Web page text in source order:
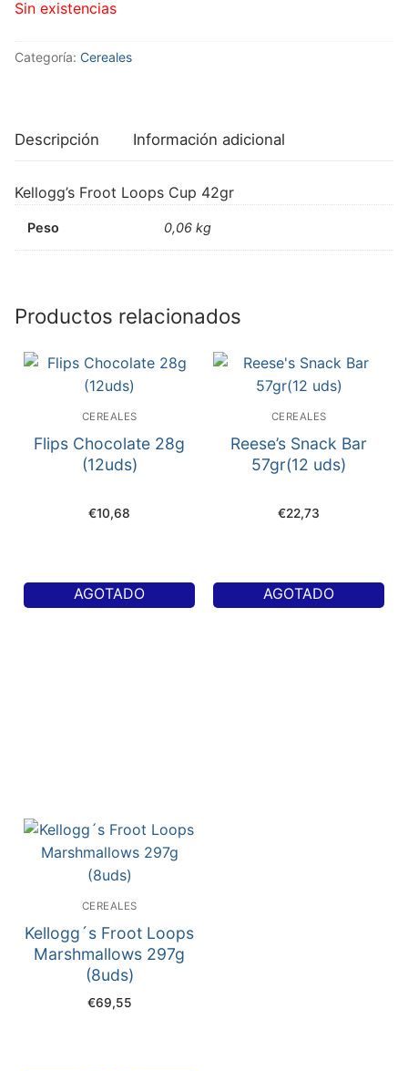
Sin existencias
Categoría: Cereales
Descripción Información adicional
Kellogg’s Froot Loops Cup 42gr
Peso 0,06 kg
Productos relacionados
CEREALES
Flips Chocolate 28g
(12uds)
€10,68
AGOTADO
CEREALES
Reese’s Snack Bar
57gr(12 uds)
€22,73
AGOTADO
CEREALES
Kellogg´s Froot Loops
Marshmallows 297g
(8uds)
€69,55